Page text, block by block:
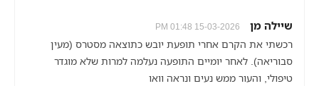
שיילה מן 15-03-2026 01:48 PM
רכשתי את הקרם אחרי תופעת יובש כתוצאה מסטרס (מעין
סבוריאה). לאחר יומיים התופעה נעלמה למרות שלא מוגדר
טיפולי, והעור ממש נעים ונראה וואו